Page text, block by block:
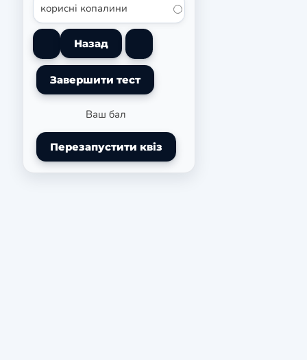
корисні копалини
Ваш бал
Перезапустити квіз